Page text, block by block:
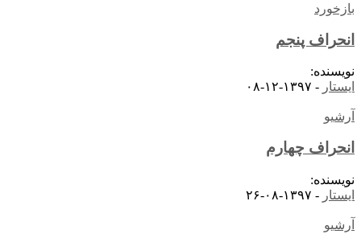
بازخورد
انحراف پنجم
نویسنده:
ایستار - ۱۳۹۷-۱۲-۰۸
آرشیو
انحراف چهارم
نویسنده:
ایستار - ۱۳۹۷-۰۸-۲۶
آرشیو